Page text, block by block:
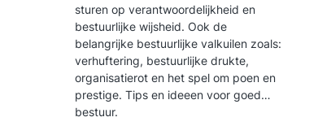
sturen op verantwoordelijkheid en
bestuurlijke wijsheid. Ook de
belangrijke bestuurlijke valkuilen zoals:
verhuftering, bestuurlijke drukte,
organisatierot en het spel om poen en
prestige. Tips en ideeen voor goed
bestuur.